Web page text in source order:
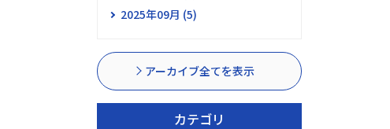
2025年09月 (5)
アーカイブ全てを表示
カテゴリ